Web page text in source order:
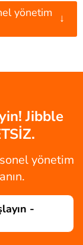
yönetim
↓
Jibble
yönetim
-